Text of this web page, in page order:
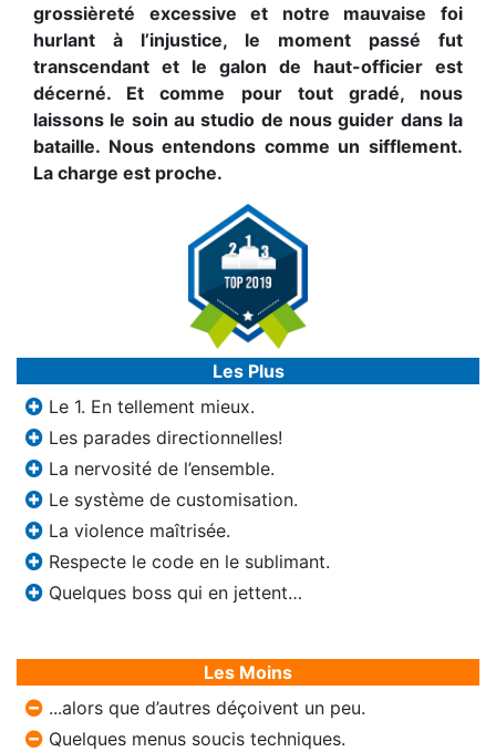
grossièreté excessive et notre mauvaise foi
hurlant à l’injustice, le moment passé fut
transcendant et le galon de haut-officier est
décerné. Et comme pour tout gradé, nous
laissons le soin au studio de nous guider dans la
bataille. Nous entendons comme un sifflement.
La charge est proche.
Les Plus
Le 1. En tellement mieux.
Les parades directionnelles!
La nervosité de l’ensemble.
Le système de customisation.
La violence maîtrisée.
Respecte le code en le sublimant.
Quelques boss qui en jettent…
Les Moins
...alors que d’autres déçoivent un peu.
Quelques menus soucis techniques.